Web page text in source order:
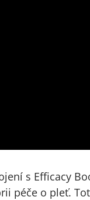
s Efficacy
péče o pleť.